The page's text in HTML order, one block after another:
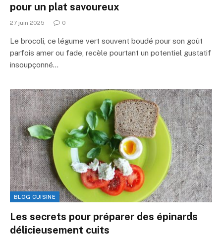
pour un plat savoureux
27 juin 2025 0
Le brocoli, ce légume vert souvent boudé pour son goût
parfois amer ou fade, recèle pourtant un potentiel gustatif
insoupçonné…
BLOG CUISINE
Les secrets pour préparer des épinards
délicieusement cuits